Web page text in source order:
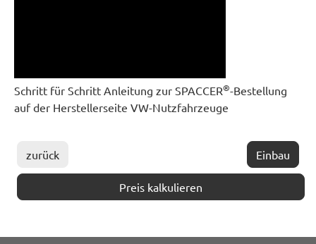
Schritt für Schritt Anleitung zur SPACCER®-Bestellung
auf der Herstellerseite VW-Nutzfahrzeuge
zurück Einbau
Preis kalkulieren